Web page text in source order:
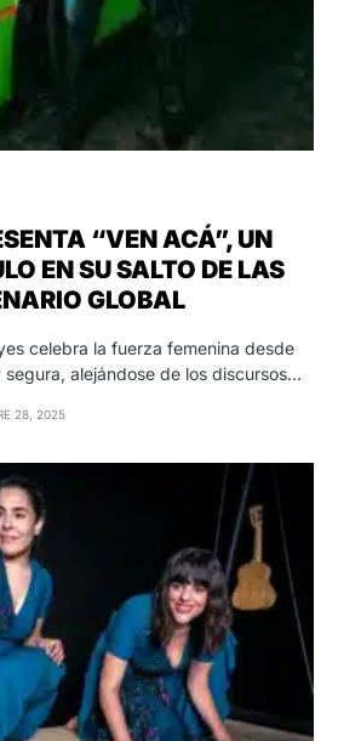
“VEN ACÁ”, UN
EN SU SALTO DE LAS
GLOBAL
celebra la fuerza femenina desde
alejándose de los discursos…
28, 2025